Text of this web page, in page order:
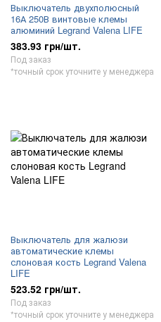
Выключатель двухполюсный
16А 250В винтовые клемы
алюминий Legrand Valena LIFE
383.93 грн/шт.
Под заказ
*точный срок уточните у менеджера
Выключатель для жалюзи
автоматические клемы
слоновая кость Legrand Valena
LIFE
523.52 грн/шт.
Под заказ
*точный срок уточните у менеджера